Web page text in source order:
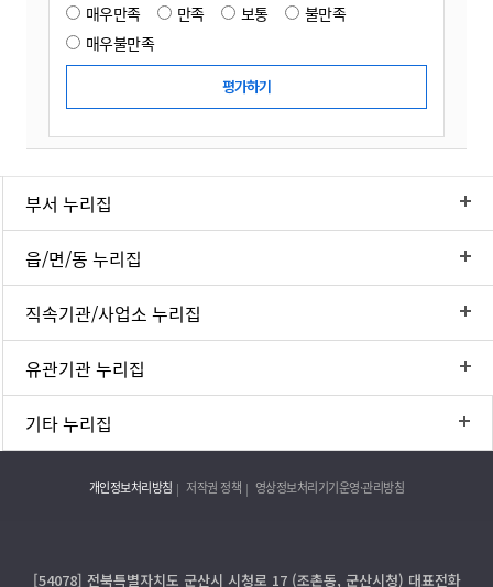
매우만족 만족 보통
불만족
매우불만족
부서 누리집
읍/면/동 누리집
직속기관/사업소 누리집
유관기관 누리집
기타 누리집
개인정보처리방침 저작권 정책 영상정보처리기기운영·관리방침
[54078] 전북특별자치도 군산시 시청로 17 (조촌동, 군산시청) 대표전화